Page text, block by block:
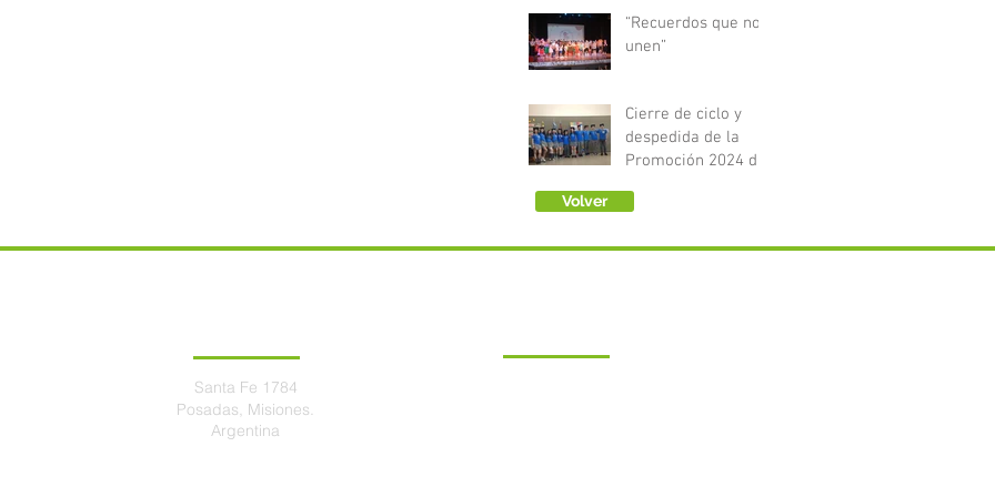
y Óptica
“Recuerdos que nos
unen”
Cierre de ciclo y
despedida de la
Promoción 2024 del
Volver
Santa Fe 1784
Posadas, Misiones.
Argentina